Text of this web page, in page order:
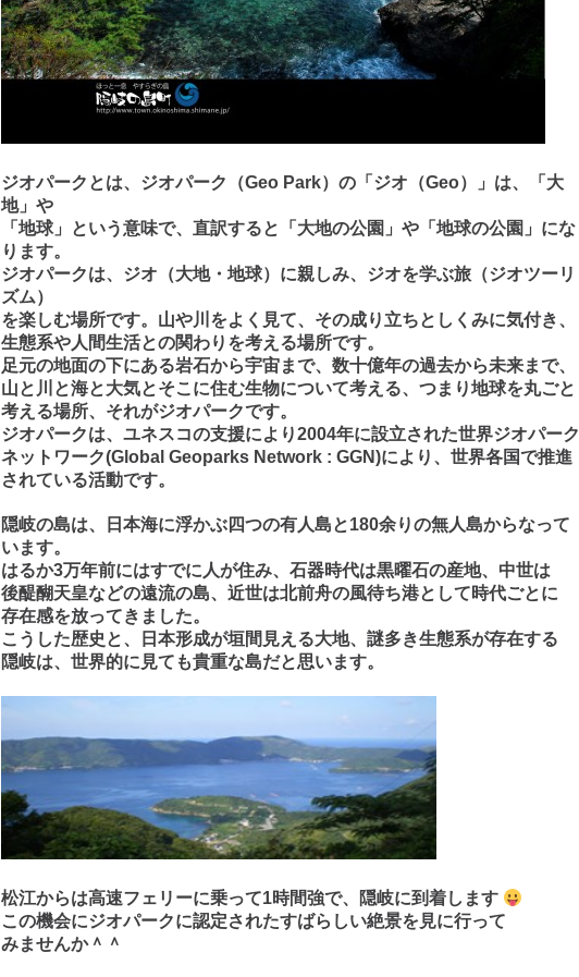
ジオパークとは、ジオパーク（Geo Park）の「ジオ（Geo）」は、「大
地」や
「地球」という意味で、直訳すると「大地の公園」や「地球の公園」にな
ります。
ジオパークは、ジオ（大地・地球）に親しみ、ジオを学ぶ旅（ジオツーリ
ズム）
を楽しむ場所です。山や川をよく見て、その成り立ちとしくみに気付き、
生態系や人間生活との関わりを考える場所です。
足元の地面の下にある岩石から宇宙まで、数十億年の過去から未来まで、
山と川と海と大気とそこに住む生物について考える、つまり地球を丸ごと
考える場所、それがジオパークです。
ジオパークは、ユネスコの支援により2004年に設立された世界ジオパーク
ネットワーク(Global Geoparks Network : GGN)により、世界各国で推進
されている活動です。
隠岐の島は、日本海に浮かぶ四つの有人島と180余りの無人島からなって
います。
はるか3万年前にはすでに人が住み、石器時代は黒曜石の産地、中世は
後醍醐天皇などの遠流の島、近世は北前舟の風待ち港として時代ごとに
存在感を放ってきました。
こうした歴史と、日本形成が垣間見える大地、謎多き生態系が存在する
隠岐は、世界的に見ても貴重な島だと思います。
松江からは高速フェリーに乗って1時間強で、隠岐に到着します
この機会にジオパークに認定されたすばらしい絶景を見に行って
みませんか＾＾